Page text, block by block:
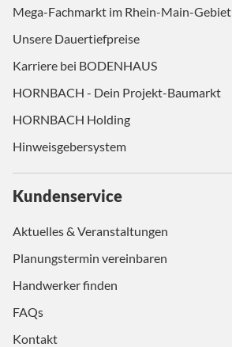
Mega-Fachmarkt im Rhein-Main-Gebiet
Unsere Dauertiefpreise
Karriere bei BODENHAUS
HORNBACH - Dein Projekt-Baumarkt
HORNBACH Holding
Hinweisgebersystem
Kundenservice
Aktuelles & Veranstaltungen
Planungstermin vereinbaren
Handwerker finden
FAQs
Kontakt